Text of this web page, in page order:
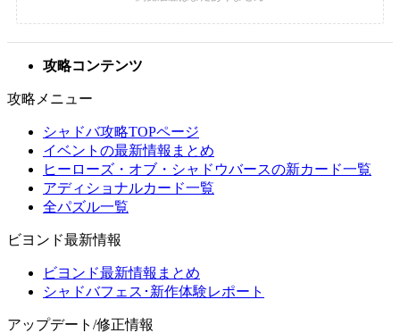
攻略コンテンツ
攻略メニュー
シャドバ攻略TOPページ
イベントの最新情報まとめ
ヒーローズ・オブ・シャドウバースの新カード一覧
アディショナルカード一覧
全パズル一覧
ビヨンド最新情報
ビヨンド最新情報まとめ
シャドバフェス･新作体験レポート
アップデート/修正情報